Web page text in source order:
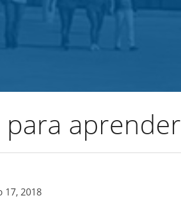
para aprender
17, 2018